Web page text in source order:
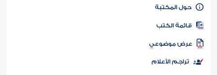
كتاب الأمة
المكتبة
الكتب
موضوعي